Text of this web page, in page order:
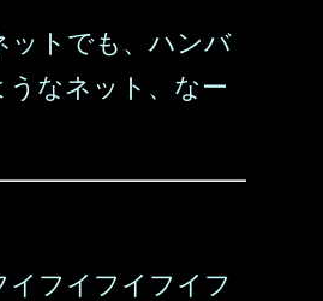
ットでも、ハンバ
うなネット、なー
イフイフイフイフ